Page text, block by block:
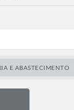
E ABASTECIMENTO